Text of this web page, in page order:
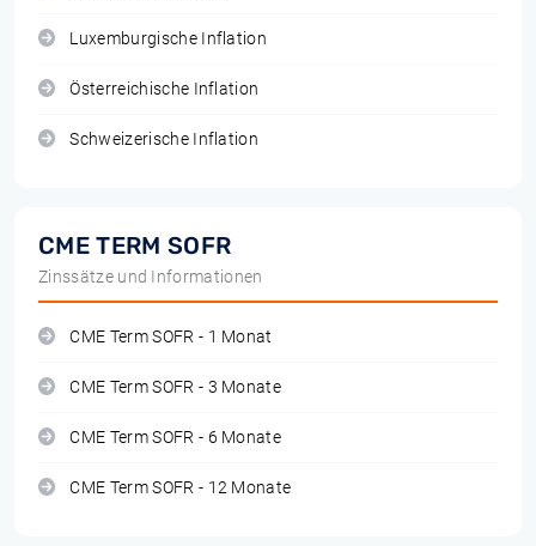
Luxemburgische Inflation
Österreichische Inflation
Schweizerische Inflation
CME TERM SOFR
Zinssätze und Informationen
CME Term SOFR - 1 Monat
CME Term SOFR - 3 Monate
CME Term SOFR - 6 Monate
CME Term SOFR - 12 Monate